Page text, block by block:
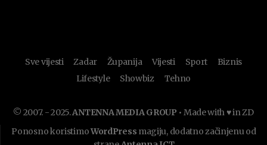
Sve vijesti Zadar Županija Vijesti Sport
Biznis
Lifestyle
Showbiz Tehno
© 2007. - 2025.ANTENNA MEDIA GROUP • Made with ♥ in ZD
Ponosno koristimoWordPress magiju, dodatno začinjenu od